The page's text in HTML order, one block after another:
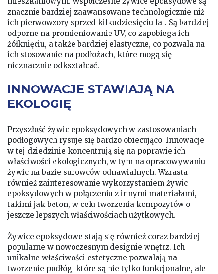
znacznie bardziej zaawansowane technologicznie niż
ich pierwowzory sprzed kilkudziesięciu lat. Są bardziej
odporne na promieniowanie UV, co zapobiega ich
żółknięciu, a także bardziej elastyczne, co pozwala na
ich stosowanie na podłożach, które mogą się
nieznacznie odkształcać.
INNOWACJE STAWIAJĄ NA
EKOLOGIĘ
Przyszłość żywic epoksydowych w zastosowaniach
podłogowych rysuje się bardzo obiecująco. Innowacje
w tej dziedzinie koncentrują się na poprawie ich
właściwości ekologicznych, w tym na opracowywaniu
żywic na bazie surowców odnawialnych. Wzrasta
również zainteresowanie wykorzystaniem żywic
epoksydowych w połączeniu z innymi materiałami,
takimi jak beton, w celu tworzenia kompozytów o
jeszcze lepszych właściwościach użytkowych.
Żywice epoksydowe stają się również coraz bardziej
popularne w nowoczesnym designie wnętrz. Ich
unikalne właściwości estetyczne pozwalają na
tworzenie podłóg, które są nie tylko funkcjonalne, ale